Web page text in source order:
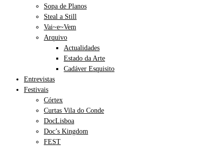
Sopa de Planos
Steal a Still
Vai~e~Vem
Arquivo
Actualidades
Estado da Arte
Cadáver Esquisito
Entrevistas
Festivais
Córtex
Curtas Vila do Conde
DocLisboa
Doc’s Kingdom
FEST